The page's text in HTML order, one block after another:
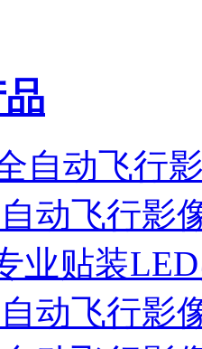
自动飞行
动飞行影
业贴装
动飞行影